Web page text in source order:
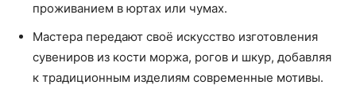
проживанием в юртах или чумах.
Мастера передают своё искусство изготовления
сувениров из кости моржа, рогов и шкур, добавляя
к традиционным изделиям современные мотивы.